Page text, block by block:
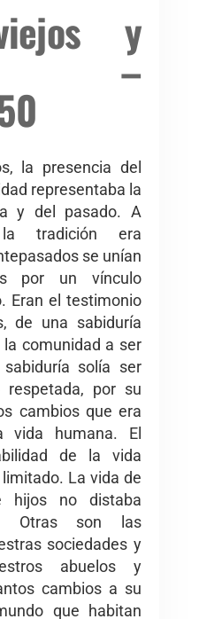
y
–
la presencia del
representaba la
y del pasado. A
tradición era
se unían
por un vínculo
Eran el testimonio
de una sabiduría
comunidad a ser
solía ser
por su
cambios que era
vida humana. El
de la vida
La vida de
hijos no distaba
Otras son las
sociedades y
abuelos y
cambios a su
que habitan